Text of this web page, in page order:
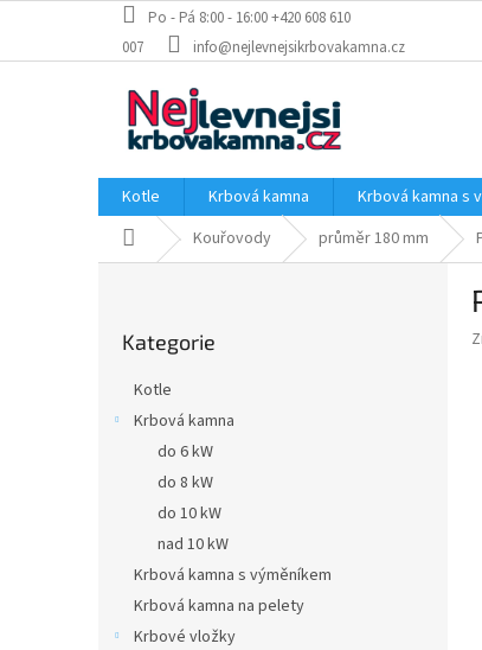
obsah
Po - Pá 8:00 - 16:00 +420 608 610
007
info@nejlevnejsikrbovakamna.cz
Kotle Krbová kamna Krbová kamna s
Domů Kouřovody průměr 180 mm
kategorie
Kategorie
Kotle
Krbová kamna
do 6 kW
do 8 kW
do 10 kW
nad 10 kW
Krbová kamna s výměníkem
Krbová kamna na pelety
Krbové vložky